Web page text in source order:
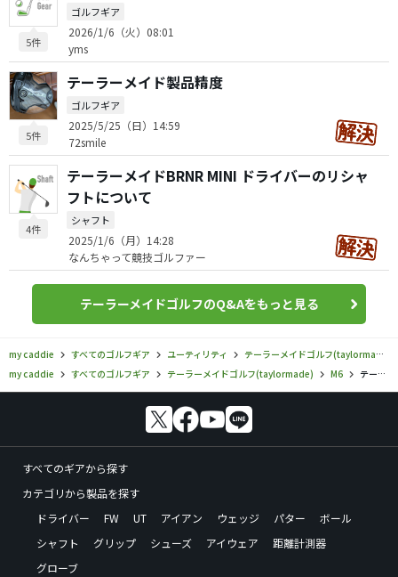
5件
ゴルフギア
2026/1/6（火）08:01
yms
5件
テーラーメイド製品精度
ゴルフギア
2025/5/25（日）14:59
72smile
4件
テーラーメイドBRNR MINI ドライバーのリシャ
フトについて
シャフト
2025/1/6（月）14:28
なんちゃって競技ゴルファー
テーラーメイドゴルフのQ&Aをもっと見る
my caddie すべてのゴルフギア ユーティリティ
テーラーメイドゴルフ(taylormade)
my caddie
すべてのゴルフギア テーラーメイドゴルフ(taylormade) M6 テーラーメイドゴルフ／M6／M6 レスキューの口コミ評価
すべてのギアから探す
カテゴリから製品を探す
ドライバー
FW UT アイアン ウェッジ パター
ボール
シャフト
グリップ シューズ アイウェア
距離計測器
グローブ